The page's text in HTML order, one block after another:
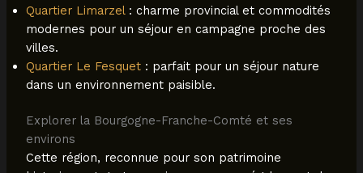
Quartier Limarzel: charme provincial et commodités
modernes pour un séjour en campagne proche des
villes.
Quartier Le Fesquet: parfait pour un séjour nature
dans un environnement paisible.
Explorer la Bourgogne-Franche-Comté et ses
environs
Cette région, reconnue pour son patrimoine